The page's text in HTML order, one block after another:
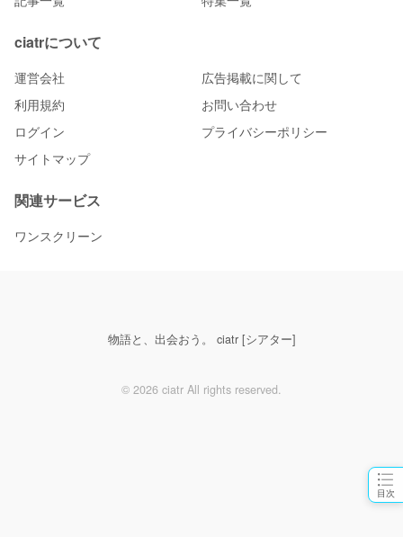
目次
ciatrについて
運営会社
広告掲載に関して
利用規約
お問い合わせ
ログイン
プライバシーポリシー
サイトマップ
関連サービス
ワンスクリーン
物語と、出会おう。 ciatr [シアター]
© 2026 ciatr All rights reserved.